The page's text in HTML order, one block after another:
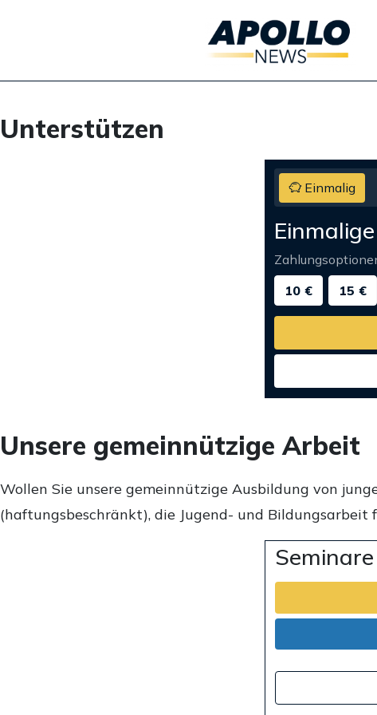
Unterstützen
Einmalig
10 €
15 €
Unsere gemeinnützige Arbeit
Wollen Sie unsere gemeinnützige Ausbildung von
(haftungsbeschränkt), die Jugend- und